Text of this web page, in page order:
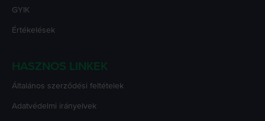
GYIK
Értékelések
HASZNOS LINKEK
Általános szerződési feltételek
Adatvédelmi irányelvek